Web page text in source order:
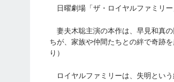
日曜劇場「ザ・ロイヤルファミリ
妻夫木聡主演の本作は、早見和真
ちが、家族や仲間たちとの絆で奇跡
り）
ロイヤルファミリーは、失明とい